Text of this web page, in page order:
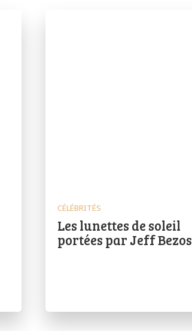
CÉLÉBRITÉS
Les lunettes de soleil
portées par Jeff Bezos